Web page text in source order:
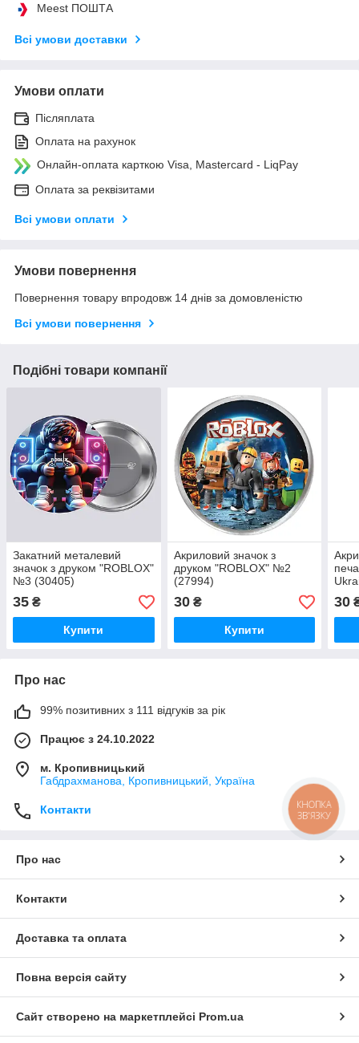
Meest ПОШТА
Всі умови доставки
Умови оплати
Післяплата
Оплата на рахунок
Онлайн-оплата карткою Visa, Mastercard - LiqPay
Оплата за реквізитами
Всі умови оплати
Умови повернення
Повернення товару впродовж 14 днів за домовленістю
Всі умови повернення
Подібні товари компанії
Закатний металевий
значок з друком "ROBLOX"
№3 (30405)
35 ₴
Купити
Акриловий значок з
друком "ROBLOX" №2
(27994)
30₴
Купити
30
Про нас
99% позитивних з 111 відгуків за рік
Працює з 24.10.2022
м. Кропивницький
Габдрахманова, Кропивницький, Україна
Контакти
Про нас
Контакти
Доставка та оплата
Повна версія сайту
Сайт створено на маркетплейсі Prom.ua
КНОПКА
ЗВ'ЯЗКУ